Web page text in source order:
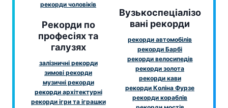
рекорди чоловіків
Рекорди по
професіях та
галузях
залізничні рекорди
зимові рекорди
музичні рекорди
рекорди архітектурні
рекорди ігри та іграшки
Вузькоспеціалізо
вані рекорди
рекорди автомобілів
рекорди Барбі
рекорди велосипедів
рекорди золота
рекорди кави
рекорди Коліна Фурзе
рекорди кораблів